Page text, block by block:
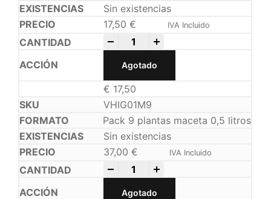
Sin existencias
17,50€ IVA Incluido
Agotado
€ 17,50
VHIG01M9
Pack 9 plantas maceta 0,5 litros
Sin existencias
37,00€ IVA Incluido
Agotado